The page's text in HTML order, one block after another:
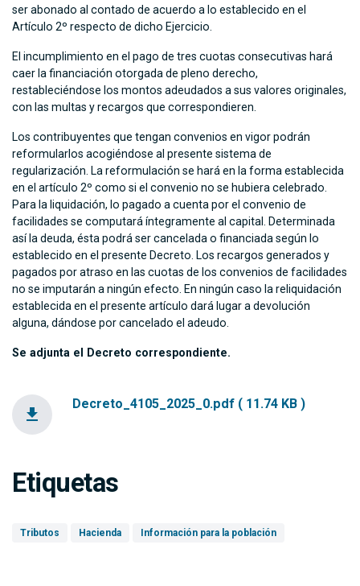
ser abonado al contado de acuerdo a lo establecido en el
Artículo 2º respecto de dicho Ejercicio.
El incumplimiento en el pago de tres cuotas consecutivas hará
caer la financiación otorgada de pleno derecho,
restableciéndose los montos adeudados a sus valores originales,
con las multas y recargos que correspondieren.
Los contribuyentes que tengan convenios en vigor podrán
reformularlos acogiéndose al presente sistema de
regularización. La reformulación se hará en la forma establecida
en el artículo 2º como si el convenio no se hubiera celebrado.
Para la liquidación, lo pagado a cuenta por el convenio de
facilidades se computará íntegramente al capital. Determinada
así la deuda, ésta podrá ser cancelada o financiada según lo
establecido en el presente Decreto. Los recargos generados y
pagados por atraso en las cuotas de los convenios de facilidades
no se imputarán a ningún efecto. En ningún caso la reliquidación
establecida en el presente artículo dará lugar a devolución
alguna, dándose por cancelado el adeudo.
Se adjunta el Decreto correspondiente.
file_download
Decreto_4105_2025_0.pdf ( 11.74 KB )
Etiquetas
Tributos Hacienda Información para la población